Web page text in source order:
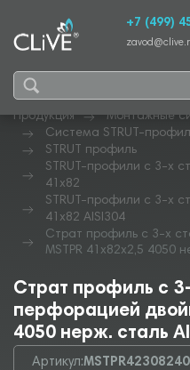
+7 (499)
Продукция
Монтажные
Система STRUT-
STRUT профиль
STRUT-профили с 3-х
41х82
STRUT-профили с 3-х
41х82 AISI304
Страт профиль с 3-х
MSTPR 41х82х2,5 4050
Страт профиль с
перфорацией
4050 нерж. сталь
Артикул: